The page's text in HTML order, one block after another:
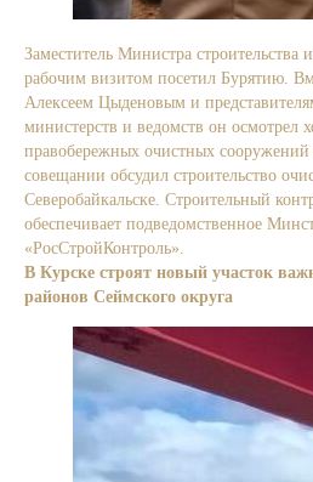
Заместитель Министра
рабочим визитом посетил Бурятию.
Алексеем Цыденовым и
министерств и ведомств он осмотрел
правобережных очистных
совещании обсудил строительство
Северобайкальске. Строительный
обеспечивает подведомственное
«РосСтройКонтроль».
В Курске строят новый участок
районов Сеймского округа